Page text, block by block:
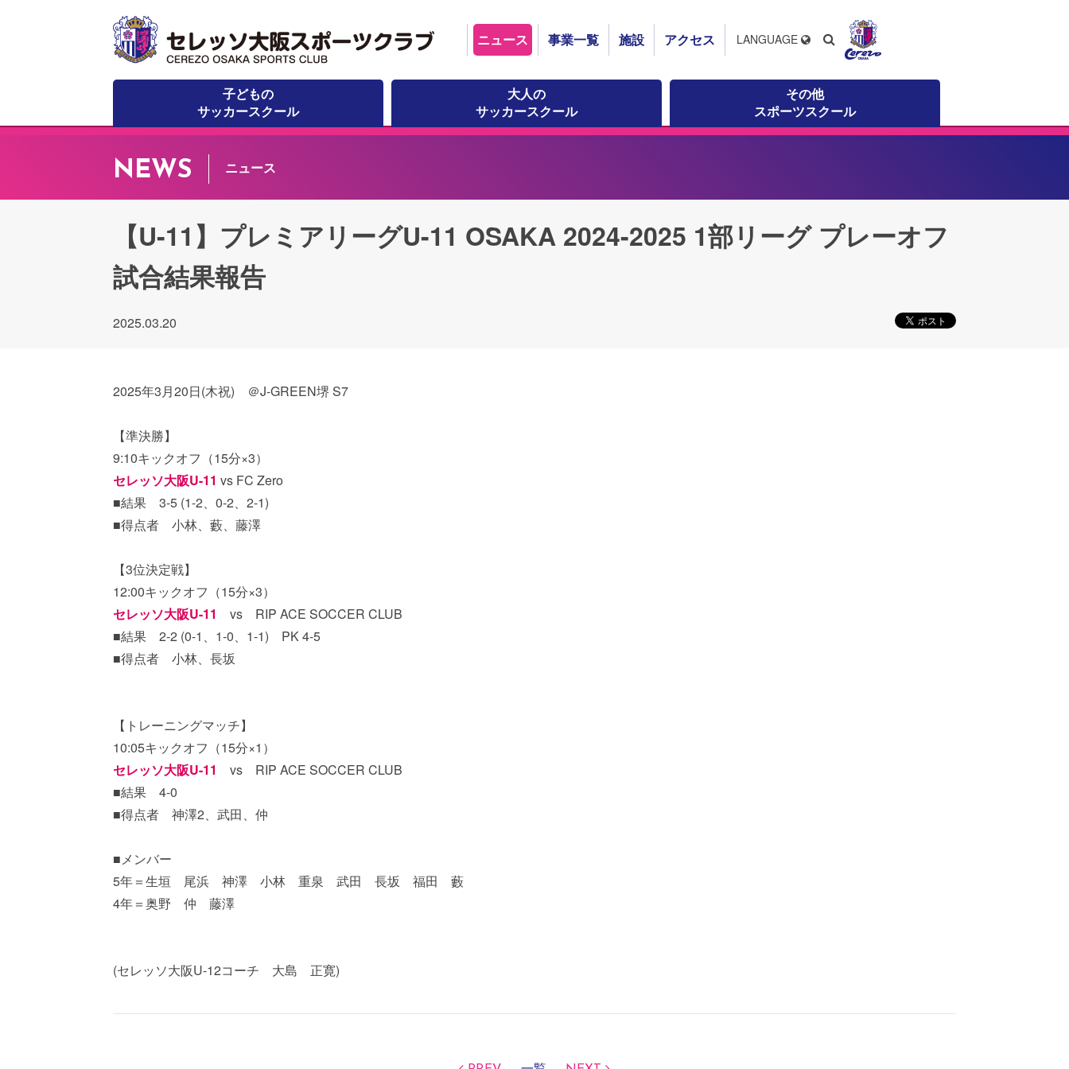
ニュース 事業一覧 施設 アクセス
子どもの
サッカースクール
大人の
サッカースクール
その他
スポーツスクール
LANGUAGE
NEWS ニュース
【U-11】プレミアリーグU-11 OSAKA 2024-2025 1部リーグ プレーオフ
試合結果報告
2025.03.20
2025年3月20日(木祝) ＠J-GREEN堺 S7
【準決勝】
9:10キックオフ（15分×3）
セレッソ大阪U-11 vs FC Zero
■結果 3-5 (1-2、0-2、2-1)
■得点者 小林、藪、藤澤
【3位決定戦】
12:00キックオフ（15分×3）
セレッソ大阪U-11
vs RIP ACE SOCCER CLUB
■結果 2-2 (0-1、1-0、1-1) PK 4-5
■得点者 小林、長坂
【トレーニングマッチ】
10:05キックオフ（15分×1）
セレッソ大阪U-11
vs RIP ACE SOCCER CLUB
■結果 4-0
■得点者 神澤2、武田、仲
■メンバー
5年＝生垣 尾浜 神澤 小林 重泉 武田 長坂 福田 藪
4年＝奥野 仲 藤澤
(セレッソ大阪U-12コーチ 大島 正寛)